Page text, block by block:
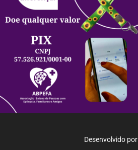
Desenvolvido por